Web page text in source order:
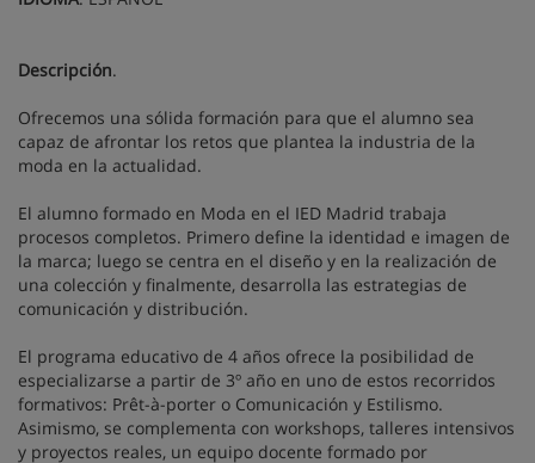
Descripción.
Ofrecemos una sólida formación para que el alumno sea
capaz de afrontar los retos que plantea la industria de la
moda en la actualidad.
El alumno formado en Moda en el IED Madrid trabaja
procesos completos. Primero define la identidad e imagen de
la marca; luego se centra en el diseño y en la realización de
una colección y finalmente, desarrolla las estrategias de
comunicación y distribución.
El programa educativo de 4 años ofrece la posibilidad de
especializarse a partir de 3º año en uno de estos recorridos
formativos: Prêt-à-porter o Comunicación y Estilismo.
Asimismo, se complementa con workshops, talleres intensivos
y proyectos reales, un equipo docente formado por